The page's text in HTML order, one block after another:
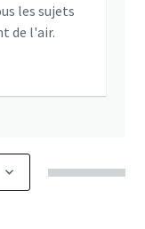
les sujets
de l'air.